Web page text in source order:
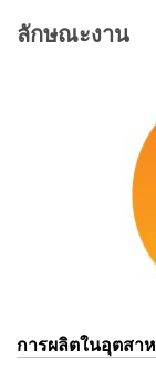
ลักษณะงาน
การผลิตในอุตสา